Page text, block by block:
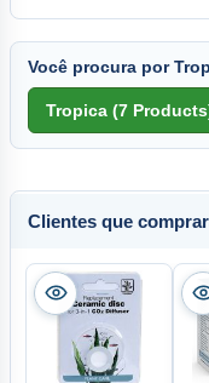
Você procura por
Clientes que